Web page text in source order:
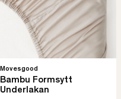
Movesgood
Bambu Formsytt
Underlakan